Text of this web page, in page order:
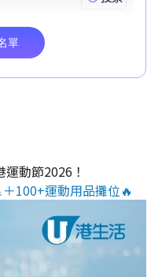
運動節2026！
100+運動用品攤位🔥